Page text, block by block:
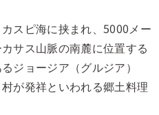
スピ海に挟まれ、5000メー
サス山脈の南麓に位置する
ジョージア（グルジア）
が発祥といわれる郷土料理